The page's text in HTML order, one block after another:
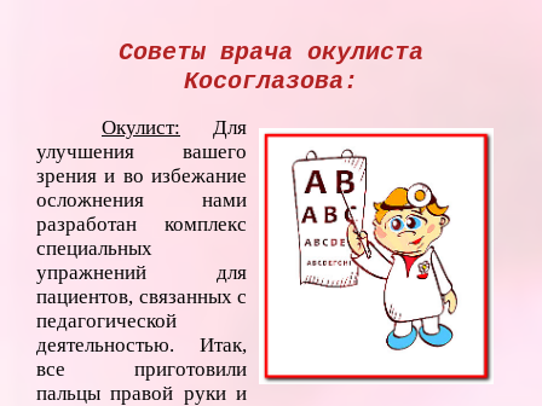
Советы врача окулиста
Косоглазова:
Окулист: Для
улучшения вашего
зрения и во избежание
осложнения нами
разработан комплекс
специальных
упражнений для
пациентов, связанных с
педагогической
деятельностью. Итак,
все приготовили
пальцы правой руки и